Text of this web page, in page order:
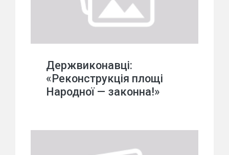
Держвиконавці:
«Реконструкція площі
Народної — законна!»